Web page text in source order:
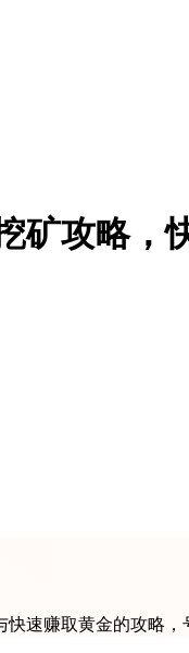
矿攻略，
速赚取黄金的攻略，